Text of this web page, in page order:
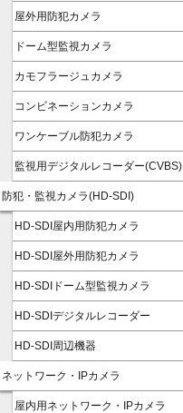
屋外用防犯カメラ
ドーム型監視カメラ
カモフラージュカメラ
コンビネーションカメラ
ワンケーブル防犯カメラ
監視用デジタルレコーダー(CVBS)
防犯・監視カメラ(HD-SDI)
HD-SDI屋内用防犯カメラ
HD-SDI屋外用防犯カメラ
HD-SDIドーム型監視カメラ
HD-SDIデジタルレコーダー
HD-SDI周辺機器
ネットワーク・IPカメラ
屋内用ネットワーク・IPカメラ